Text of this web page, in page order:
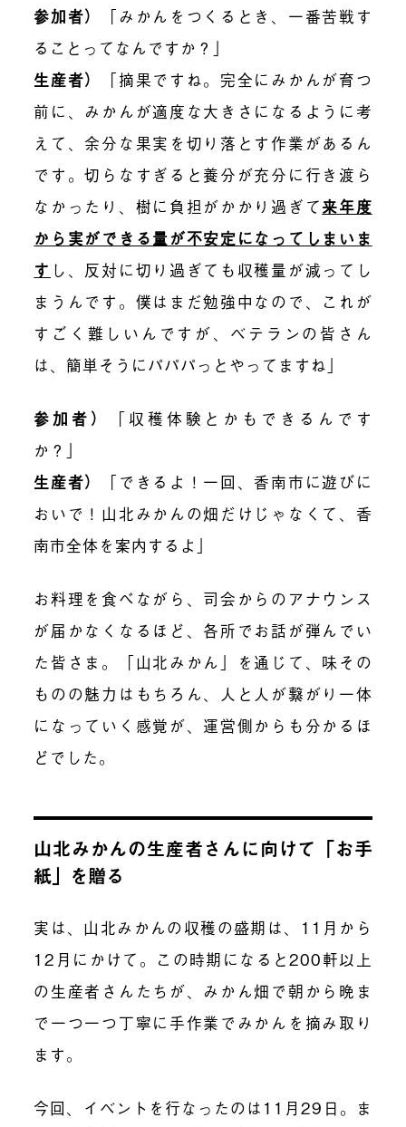
参加者）
「みかんをつくるとき、一番苦戦す
ることってなんですか？」
生産者）
「摘果ですね。完全にみかんが育つ
前に、みかんが適度な大きさになるように考
えて、余分な果実を切り落とす作業があるん
です。切らなすぎると養分が充分に行き渡ら
なかったり、樹に負担がかかり過ぎて来年度
から実ができる量が不安定になってしまいま
す し、反対に切り過ぎても収穫量が減ってし
まうんです。僕はまだ勉強中なので、これが
すごく難しいんですが、ベテランの皆さん
は、簡単そうにパパパっとやってますね」
参加者）
「収穫体験とかもできるんです
か？」
生産者）
「できるよ！一回、香南市に遊びに
おいで！山北みかんの畑だけじゃなくて、香
南市全体を案内するよ」
お料理を食べながら、司会からのアナウンス
が届かなくなるほど、各所でお話が弾んでい
た皆さま。「山北みかん」を通じて、味その
ものの魅力はもちろん、人と人が繋がり一体
になっていく感覚が、運営側からも分かるほ
どでした。
山北みかんの生産者さんに向けて「お手
紙」を贈る
実は、山北みかんの収穫の盛期は、11月から
12月にかけて。この時期になると200軒以上
の生産者さんたちが、みかん畑で朝から晩ま
で一つ一つ丁寧に手作業でみかんを摘み取り
ます。
今回、イベントを行なったのは11月29日。ま